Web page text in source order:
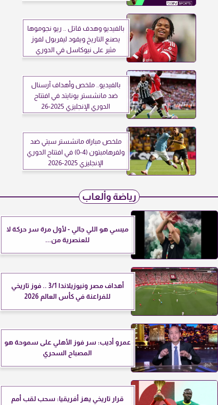
بالفيديو وهدف قاتل .. ريو نجوموها
يصنع التاريخ ويقود ليفربول لفوز
مثير على نيوكاسل في الدوري
بالفيديو.. ملخص وأهداف آرسنال
ضد مانشستر يونايتد في افتتاح
الدوري الإنجليزي 2025-26
ملخص مباراة مانشستر سيتي ضد
ولفرهامبتون (4-0) في افتتاح الدوري
الإنجليزي 2025-2026
رياضة وألعاب
ميسي هو اللي جالي - لأول مرة سر حركة لا
للعنصرية من...
أهداف مصر ونيوزيلاندا 3/1 .. فوز تاريخي
للفراعنة في كأس العالم 2026
عمرو أديب: سر فوز الأهلي على سموحة هو
المصباح السحري
قرار تاريخي يهز أفريقيا: سحب لقب أمم